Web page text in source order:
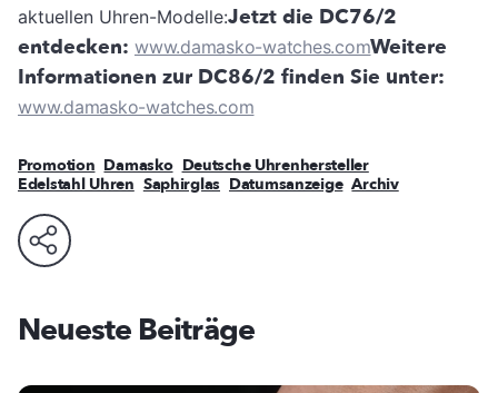
aktuellen Uhren-Modelle:Jetzt die DC76/2
entdecken: www.damasko-watches.comWeitere
Informationen zur DC86/2 finden Sie unter:
www.damasko-watches.com
Promotion Damasko Deutsche Uhrenhersteller
Edelstahl Uhren Saphirglas Datumsanzeige Archiv
Neueste Beiträge